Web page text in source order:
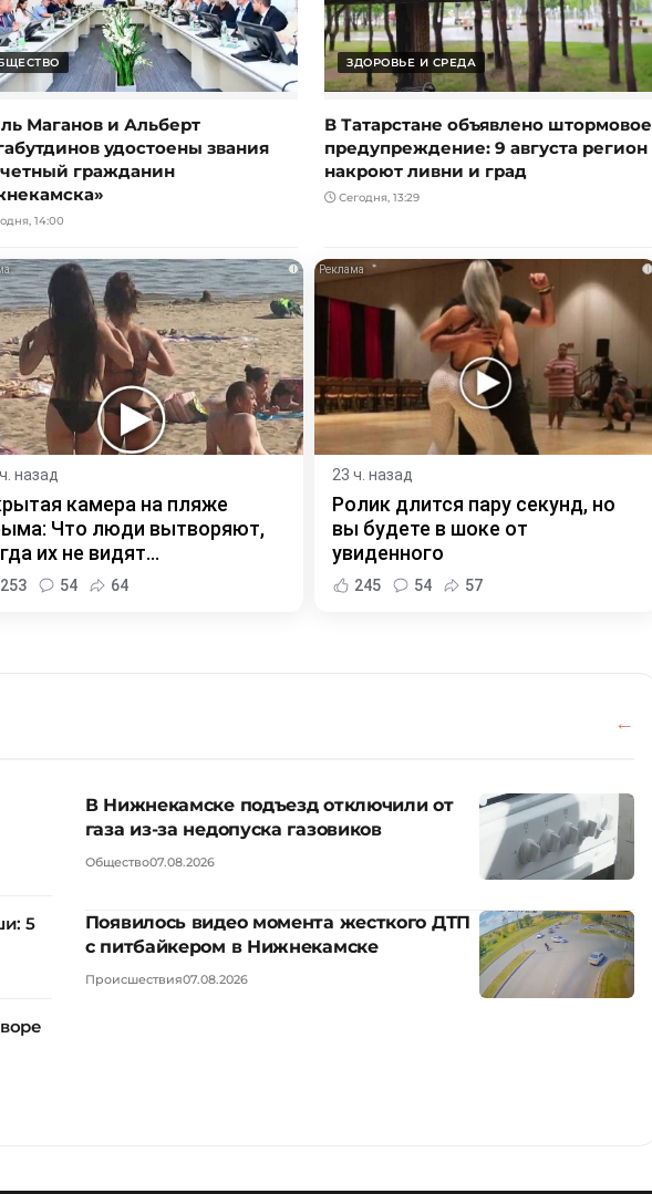
Маганов и Альберт
удостоены звания
гражданин
14:00
ЗДОРОВЬЕ И СРЕДА
В Татарстане объявлено штормовое
предупреждение: 9 августа регион
накроют ливни и град
Сегодня, 13:29
i
назад
камера на пляже
Что люди вытворяют,
их не видят...
253 54 64
i
23 ч. назад
Ролик длится пару секунд, но
вы будете в шоке от
увиденного
245 54 57
5
В Нижнекамске подъезд отключили от
газа из-за недопуска газовиков
Общество07.08.2026
Появилось видео момента жесткого ДТП
с питбайкером в Нижнекамске
Происшествия07.08.2026